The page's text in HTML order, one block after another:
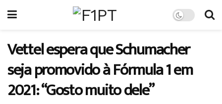
Vettel espera que Schumacher
seja promovido à Fórmula 1 em
2021: “Gosto muito dele”